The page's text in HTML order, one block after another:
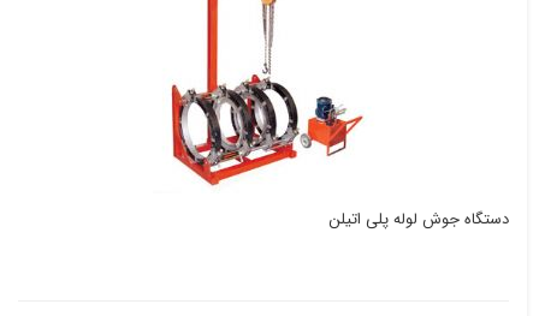
دستگاه جوش لوله پلی اتیلن